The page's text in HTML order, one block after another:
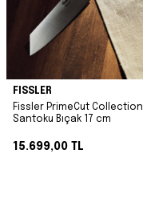
FISSLER
Fissler PrimeCut Collection
Santoku Bıçak 17 cm
15.699,00 TL